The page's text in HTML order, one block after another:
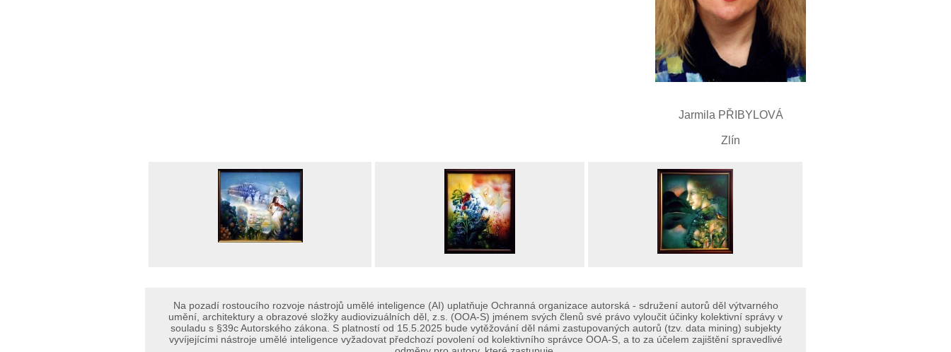
Jarmila PŘIBYLOVÁ
Zlín
Na pozadí rostoucího rozvoje nástrojů umělé inteligence (AI) uplatňuje Ochranná organizace autorská - sdružení autorů děl výtvarného
umění, architektury a obrazové složky audiovizuálních děl, z.s. (OOA-S) jménem svých členů své právo vyloučit účinky kolektivní správy v
souladu s §39c Autorského zákona. S platností od 15.5.2025 bude vytěžování děl námi zastupovaných autorů (tzv. data mining) subjekty
vyvíjejícími nástroje umělé inteligence vyžadovat předchozí povolení od kolektivního správce OOA-S, a to za účelem zajištění spravedlivé